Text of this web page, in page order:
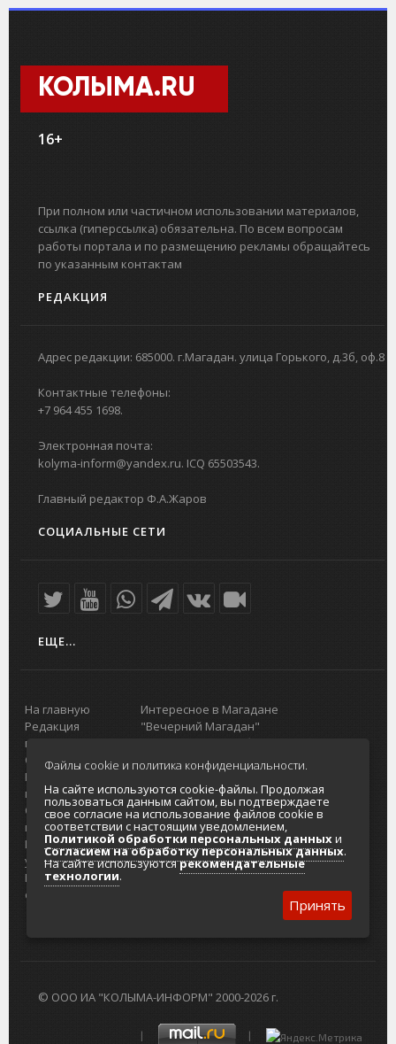
КОЛЫМА.RU
16+
При полном или частичном использовании материалов,
ссылка (гиперссылка) обязательна. По всем вопросам
работы портала и по размещению рекламы обращайтесь
по указанным контактам
РЕДАКЦИЯ
Адрес редакции: 685000. г.Магадан. улица Горького, д.3б, оф.8
Контактные телефоны:
+7 964 455 1698.
Электронная почта:
kolyma-inform@yandex.ru. ICQ 65503543.
Главный редактор Ф.А.Жаров
СОЦИАЛЬНЫЕ СЕТИ
ЕЩЕ...
На главную
Редакция
портала
О проекте
Реклама на
портале
Отзывы и
предложения
Интернет-
услуги
Разработка
сайтов
Интересное в Магадане
"Вечерний Магадан"
Городская доска объявлений
Реклама
Главный туристический портал
Колымы
Политика в отношении обработки
персональных данных
Согласие на обработку персональных
данных
© ООО ИА "КОЛЫМА-ИНФОРМ" 2000-2026 г.
Файлы cookie и политика конфиденциальности.
На сайте используются cookie-файлы. Продолжая
пользоваться данным сайтом, вы подтверждаете
свое согласие на использование файлов cookie в
соответствии с настоящим уведомлением,
Политикой обработки персональных данныхи
Согласием на обработку персональных данных.
На сайте используютсярекомендательные
технологии.
Принять